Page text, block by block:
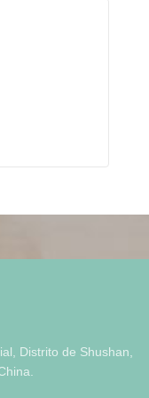
Distrito de Shushan,